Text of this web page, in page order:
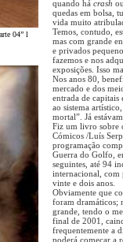
04” l
quando há crash
quedas em bolsa,
vida muito
Temos, contudo,
mas com grande
e privados
fazemos e nos
exposições. Isso
Nos anos 80,
mercado e dos
entrada de capitais
ao sistema
mortal”. Já
Fiz um livro sobre
Cómicos /Luís
programação
Guerra do Golfo,
seguintes, até 94
internacional, com
vinte e dois anos.
Obviamente que
foram dramáticos;
grande, tendo o
final de 2001,
frequentemente a
poderá começar a